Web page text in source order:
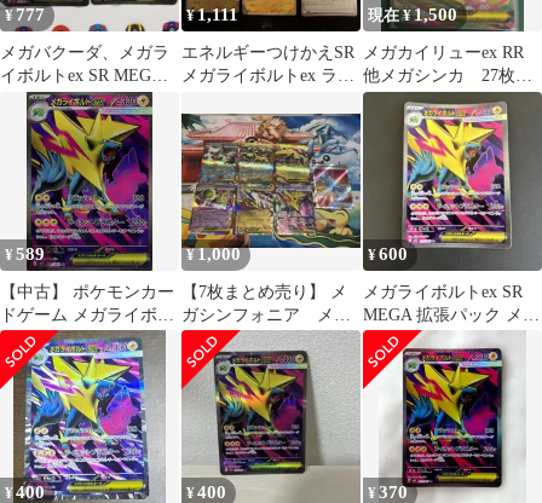
¥ 777
メガバクーダ、メガラ
イボルトex SR MEGA
拡張パック
¥1,111
エネルギーつけかえSR
メガライボルトex ライ
現在 ¥1,500
メガカイリューex RR
他メガシンカ 27枚セ
ット+1枚
¥589
【中古】 ポケモンカー
ドゲーム メガライボル
トex M1S M1S 077/063
SR
¥1,000
【7枚まとめ売り】 メ
ガシンフォニア メガ
ライボルトSR ふしぎな
アメ 他
¥600
メガライボルトex SR
MEGA 拡張パック メガ
シンフォニア 077/063
¥400 ¥400 ¥370